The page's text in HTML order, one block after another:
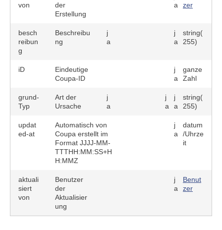
von
der
Erstellung
a
zer
besch
reibun
g
Beschreibu
ng
j
a
j
a
string(
255)
iD
Eindeutige
Coupa-ID
j
a
ganze
Zahl
grund-
Typ
Art der
Ursache
j
a
j
a
j
a
string(
255)
updat
ed-at
Automatisch von
Coupa erstellt im
Format JJJJ-MM-
TTTHH:MM:SS+H
H:MMZ
j
a
datum
/Uhrze
it
aktuali
siert
von
Benutzer
der
Aktualisier
ung
j
a
Benut
zer